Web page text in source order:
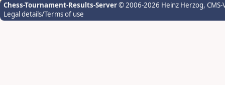
Chess-Tournament-Results-Server© 2006-2026 Heinz Herzog,
Legal details/Terms of use